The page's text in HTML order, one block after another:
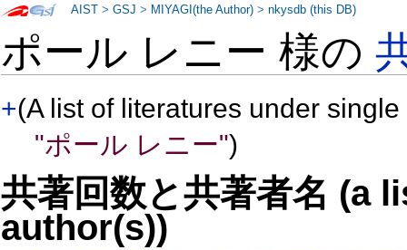
ポール レニー 様の
+(A list of literatures under
"ポール レニー")
共著回数と共著者名 (a
author(s))
AIST >GSJ > MIYAGI(the Author) >nkysdb (this DB)